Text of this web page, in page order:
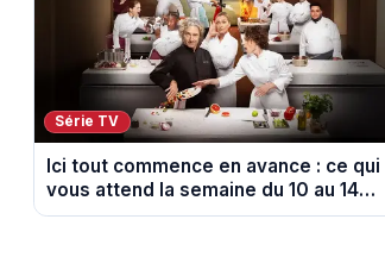
Série TV
Ici tout commence en avance : ce qui
vous attend la semaine du 10 au 14
août 2026 (spoiler)